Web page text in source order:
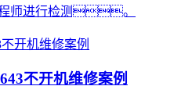
师进行检测。
不开机维修案例